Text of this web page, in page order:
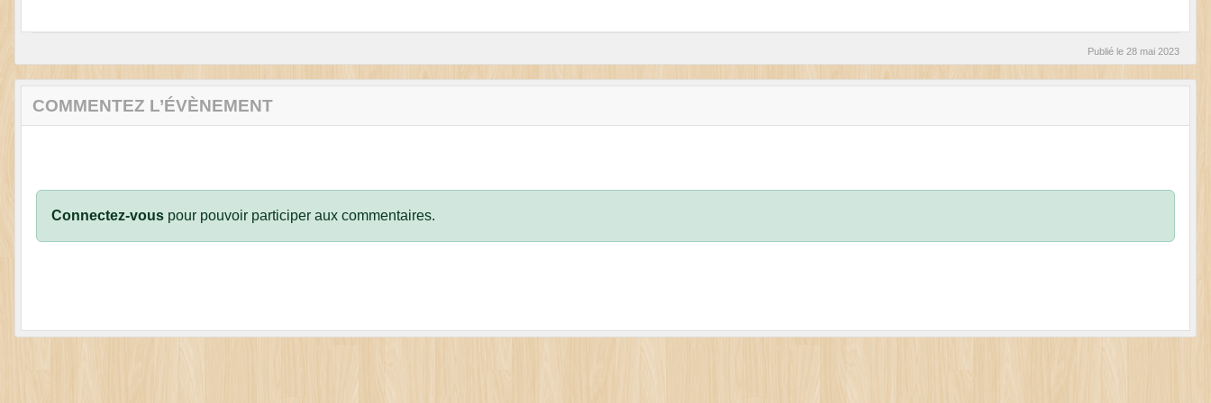
Publié le 28 mai 2023
COMMENTEZ L’ÉVÈNEMENT
Connectez-vous pour pouvoir participer aux commentaires.